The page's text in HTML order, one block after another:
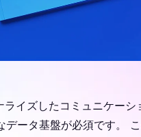
イズしたコミュニケーシ
ータ基盤が必須です。 こ